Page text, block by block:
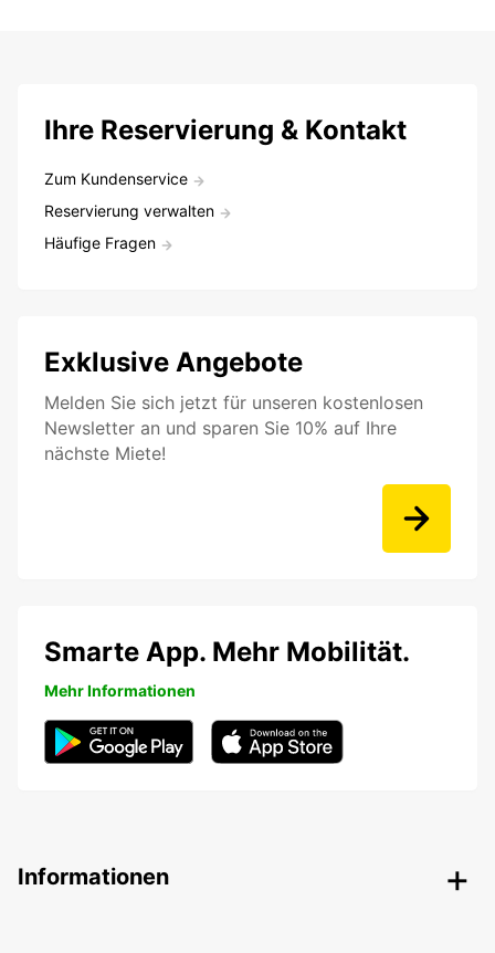
Ihre Reservierung & Kontakt
Zum Kundenservice
Reservierung verwalten
Häufige Fragen
Exklusive Angebote
Melden Sie sich jetzt für unseren kostenlosen
Newsletter an und sparen Sie 10% auf Ihre
nächste Miete!
Smarte App. Mehr Mobilität.
Mehr Informationen
Informationen